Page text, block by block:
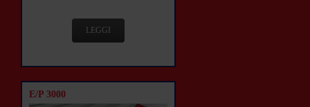
LEGGI
E/P 3000